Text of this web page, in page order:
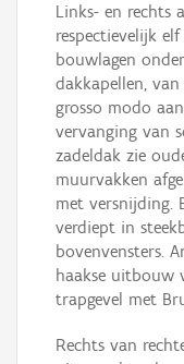
Links- en rechts
respectievelijk
bouwlagen
dakkapellen,
grosso modo
vervanging van
zadeldak zie
muurvakken
met versnijding.
verdiept in
bovenvensters.
haakse uitbouw
trapgevel met
Rechts van